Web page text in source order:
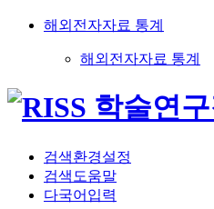
해외전자자료 통계
해외전자자료 통계
검색환경설정
검색도움말
다국어입력